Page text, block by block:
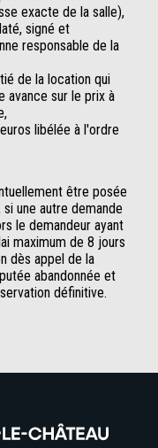
exacte de la salle),
signé et
responsable de la
de la location qui
avance sur le prix à
libélée à l'ordre
être posée
une autre demande
le demandeur ayant
maximum de 8 jours
dès appel de la
abandonnée et
définitive.